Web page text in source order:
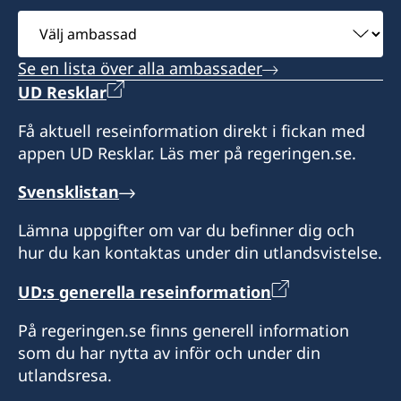
Honorär generalkonsul
Dorota Rosiak
Assistent
Mateusz Amadeusz Górka
Arkadiusz Hołda
Assistent
Wojciech Wasilewski
Vänligen observera att konsulatet tar endast
emot kontant betalning.
Tomasz Balcerowski
Sveriges konsulat
ul. Jagiellońska 88/U2
70-437 Szczecin
Öppettider: måndag, onsdag, fredag 10.00-
12.00
Innan ditt besök vänligen boka tid via telefon
eller e-mail.
Vänligen observera att konsulatet tar endast
emot kontant betalning.
Honorärkonsul
Öppettider:
måndag, onsdag 08.00-10.00
fredag 13.00-15.00
Innan ditt besök vänligen boka tid via telefon
eller e-mail.
Vänligen observera att konsulatet tar endast
emot kontant betalning.
Honorärkonsul
Piotr Słoniński
Assistent
Monika Rzezniczak
Välj
ambassad
Se en lista över alla ambassader
UD Resklar
Få aktuell reseinformation direkt i fickan med
appen UD Resklar. Läs mer på regeringen.se.
Svensklistan
Lämna uppgifter om var du befinner dig och
hur du kan kontaktas under din utlandsvistelse.
UD:s generella reseinformation
På regeringen.se finns generell information
som du har nytta av inför och under din
utlandsresa.